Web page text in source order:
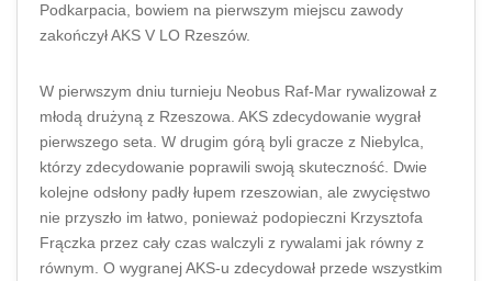
Podkarpacia, bowiem na pierwszym miejscu zawody
zakończył AKS V LO Rzeszów.
W pierwszym dniu turnieju Neobus Raf-Mar rywalizował z
młodą drużyną z Rzeszowa. AKS zdecydowanie wygrał
pierwszego seta. W drugim górą byli gracze z Niebylca,
którzy zdecydowanie poprawili swoją skuteczność. Dwie
kolejne odsłony padły łupem rzeszowian, ale zwycięstwo
nie przyszło im łatwo, ponieważ podopieczni Krzysztofa
Frączka przez cały czas walczyli z rywalami jak równy z
równym. O wygranej AKS-u zdecydował przede wszystkim